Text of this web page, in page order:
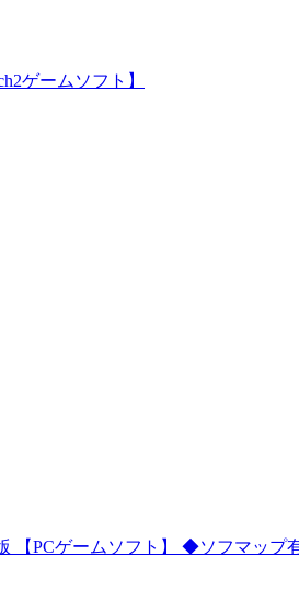
ゲームソフト】
【PCゲームソフト】 ◆ソフマッ